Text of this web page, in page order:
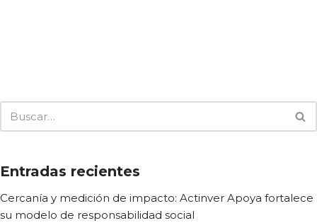
Entradas recientes
Cercanía y medición de impacto: Actinver Apoya fortalece
su modelo de responsabilidad social